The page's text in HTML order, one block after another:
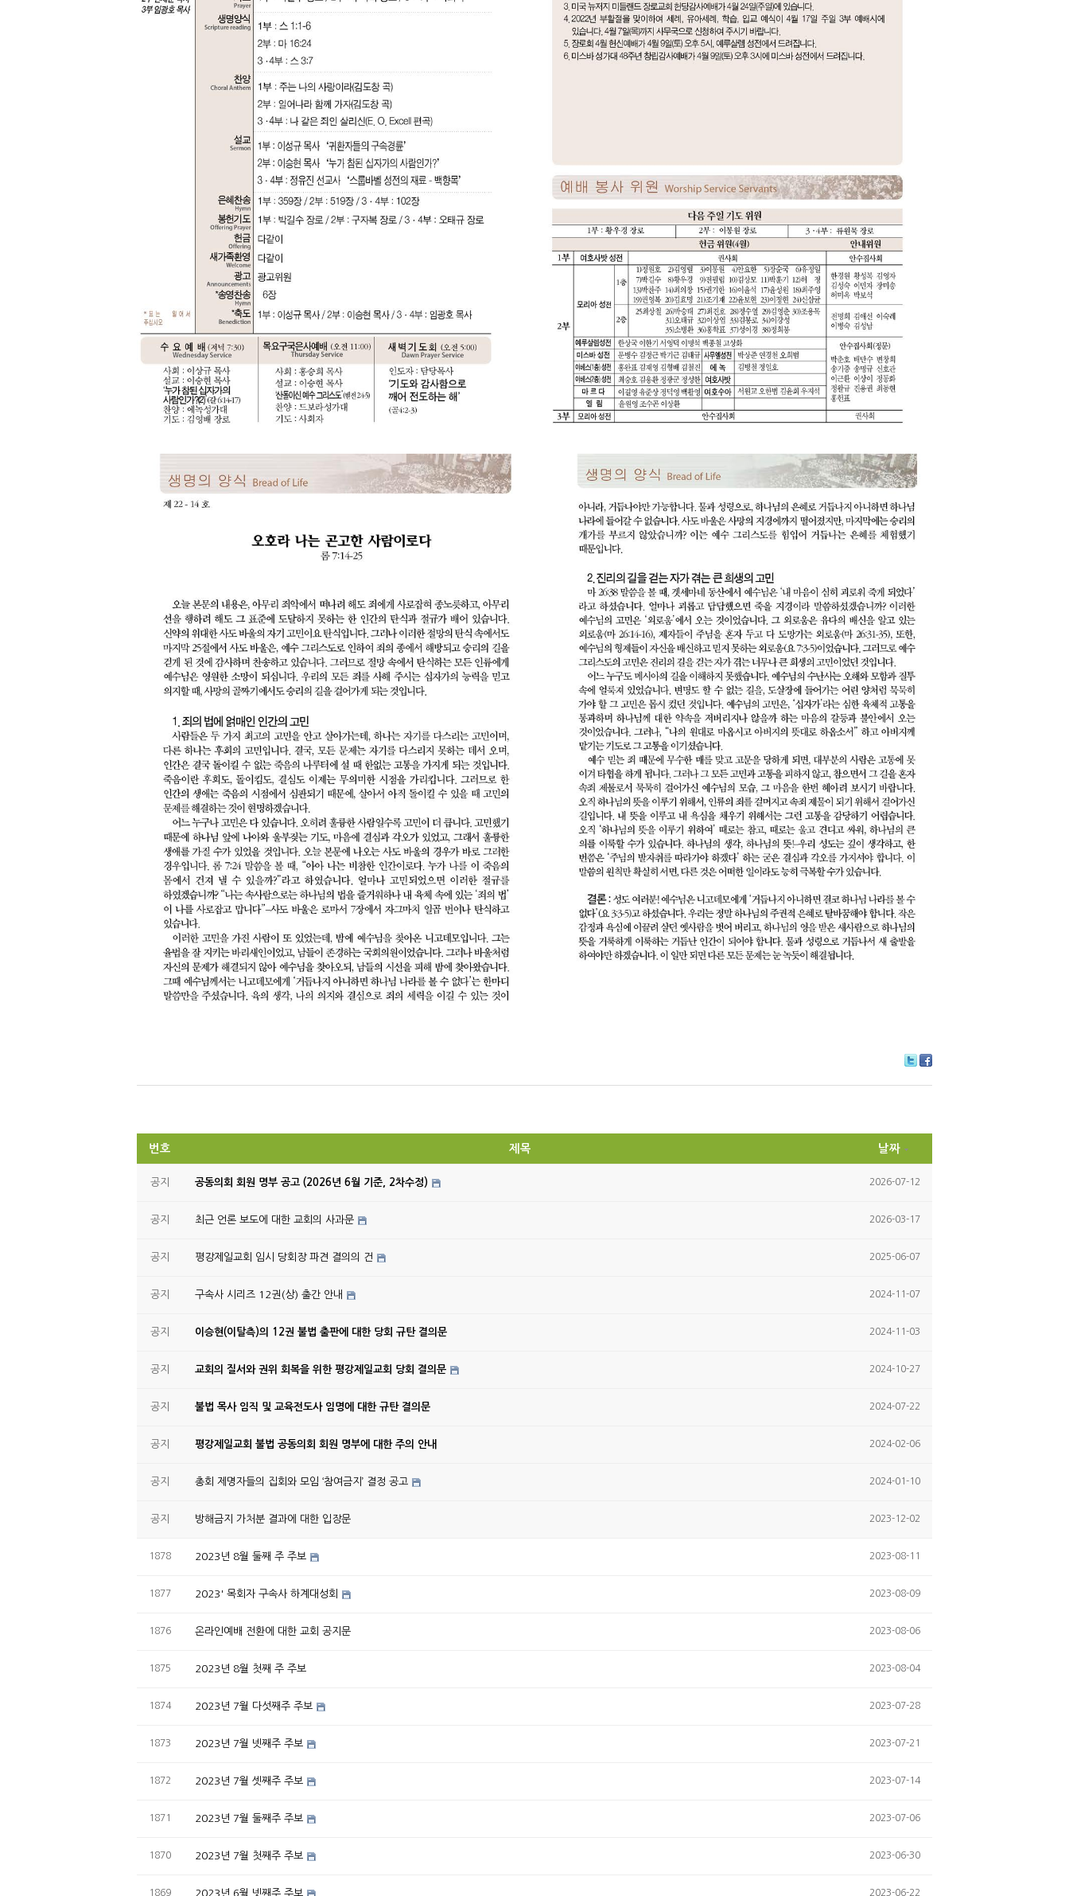
itte ce
번호 제목 날짜
공지 공동의회 회원 명부 공고 (2026년 6월 기준, 2차수정) 2026-07-12
공지 최근 언론 보도에 대한 교회의 사과문 2026-03-17
공지 평강제일교회 임시 당회장 파견 결의의 건 2025-06-07
공지 구속사 시리즈 12권(상) 출간 안내 2024-11-07
공지 이승현(이탈측)의 12권 불법 출판에 대한 당회 규탄 결의문 2024-11-03
공지 교회의 질서와 권위 회복을 위한 평강제일교회 당회 결의문 2024-10-27
공지 불법 목사 임직 및 교육전도사 임명에 대한 규탄 결의문 2024-07-22
공지 평강제일교회 불법 공동의회 회원 명부에 대한 주의 안내 2024-02-06
공지 총회 제명자들의 집회와 모임 ‘참여금지’ 결정 공고 2024-01-10
공지 방해금지 가처분 결과에 대한 입장문 2023-12-02
1878 2023년 8월 둘째 주 주보 2023-08-11
1877 2023' 목회자 구속사 하계대성회 2023-08-09
1876 온라인예배 전환에 대한 교회 공지문 2023-08-06
1875 2023년 8월 첫째 주 주보 2023-08-04
1874 2023년 7월 다섯째주 주보 2023-07-28
1873 2023년 7월 넷째주 주보 2023-07-21
1872 2023년 7월 셋째주 주보 2023-07-14
1871 2023년 7월 둘째주 주보 2023-07-06
1870 2023년 7월 첫째주 주보 2023-06-30
1869 2023년 6월 넷째주 주보 2023-06-22